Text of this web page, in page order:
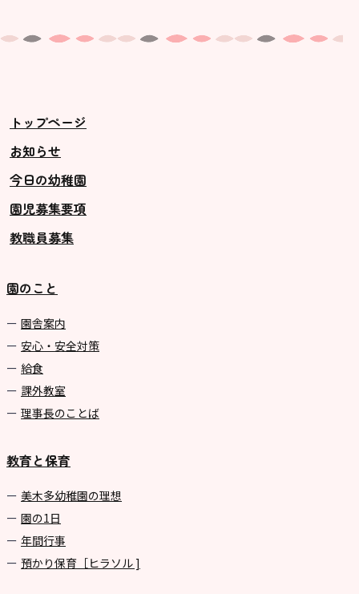
トップページ
お知らせ
今日の幼稚園
園児募集要項
教職員募集
園のこと
園舎案内
安心・安全対策
給食
課外教室
理事長のことば
教育と保育
美⽊多幼稚園の理想
園の1⽇
年間⾏事
預かり保育［ヒラソル ]